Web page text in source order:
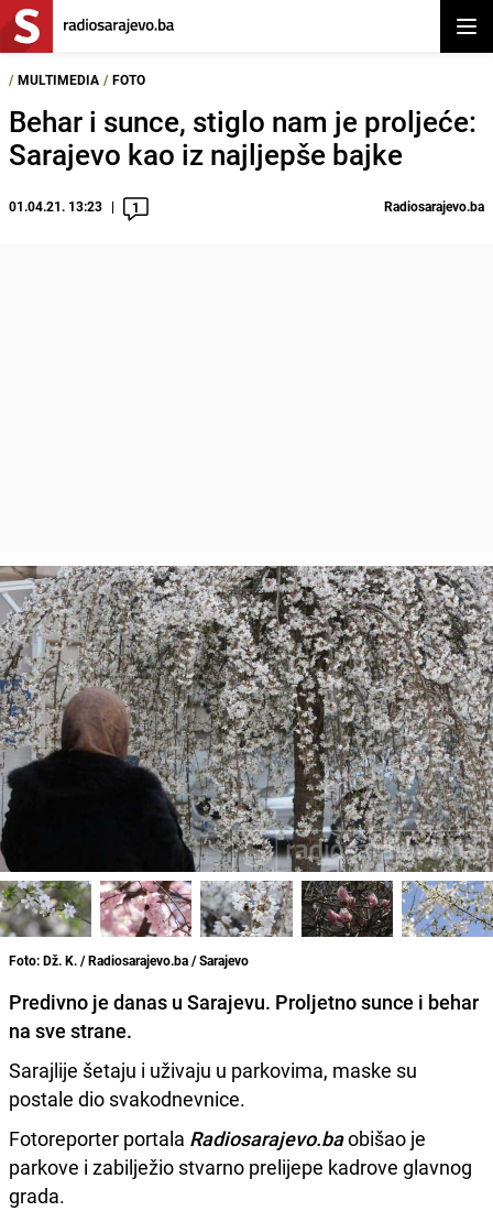
/ MULTIMEDIA / FOTO
Behar i sunce, stiglo nam je proljeće:
Sarajevo kao iz najljepše bajke
01.04.21. 13:23 1 Radiosarajevo.ba
Foto: Dž. K. / Radiosarajevo.ba / Sarajevo
Predivno je danas u Sarajevu. Proljetno sunce i behar
na sve strane.
Sarajlije šetaju i uživaju u parkovima, maske su
postale dio svakodnevnice.
Fotoreporter portala Radiosarajevo.baobišao je
parkove i zabilježio stvarno prelijepe kadrove glavnog
grada.